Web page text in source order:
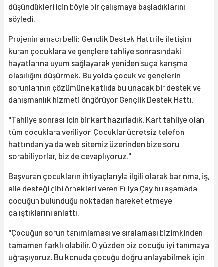
düşündükleri için böyle bir çalışmaya başladıklarını
söyledi.
Projenin amacı belli: Gençlik Destek Hattı ile iletişim
kuran çocuklara ve gençlere tahliye sonrasındaki
hayatlarına uyum sağlayarak yeniden suça karışma
olasılığını düşürmek. Bu yolda çocuk ve gençlerin
sorunlarının çözümüne katlıda bulunacak bir destek ve
danışmanlık hizmeti öngörüyor Gençlik Destek Hattı.
"Tahliye sonrası için bir kart hazırladık. Kart tahliye olan
tüm çocuklara veriliyor. Çocuklar ücretsiz telefon
hattından ya da web sitemiz üzerinden bize soru
sorabiliyorlar, biz de cevaplıyoruz."
Başvuran çocukların ihtiyaçlarıyla ilgili olarak barınma, iş,
aile desteği gibi örnekleri veren Fulya Çay bu aşamada
çocuğun bulunduğu noktadan hareket etmeye
çalıştıklarını anlattı.
"Çocuğun sorun tanımlaması ve sıralaması bizimkinden
tamamen farklı olabilir. O yüzden biz çocuğu iyi tanımaya
uğraşıyoruz. Bu konuda çocuğu doğru anlayabilmek için